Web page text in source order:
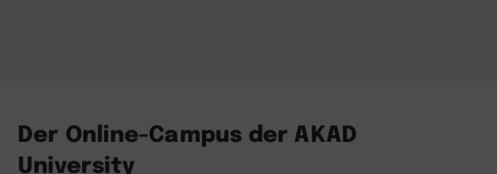
Der Online-Campus der AKAD
University